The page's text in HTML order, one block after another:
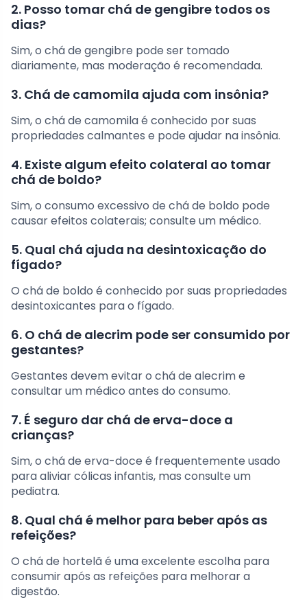
2. Posso tomar chá de gengibre todos os
dias?
Sim, o chá de gengibre pode ser tomado
diariamente, mas moderação é recomendada.
3. Chá de camomila ajuda com insônia?
Sim, o chá de camomila é conhecido por suas
propriedades calmantes e pode ajudar na insônia.
4. Existe algum efeito colateral ao tomar
chá de boldo?
Sim, o consumo excessivo de chá de boldo pode
causar efeitos colaterais; consulte um médico.
5. Qual chá ajuda na desintoxicação do
fígado?
O chá de boldo é conhecido por suas propriedades
desintoxicantes para o fígado.
6. O chá de alecrim pode ser consumido por
gestantes?
Gestantes devem evitar o chá de alecrim e
consultar um médico antes do consumo.
7. É seguro dar chá de erva-doce a
crianças?
Sim, o chá de erva-doce é frequentemente usado
para aliviar cólicas infantis, mas consulte um
pediatra.
8. Qual chá é melhor para beber após as
refeições?
O chá de hortelã é uma excelente escolha para
consumir após as refeições para melhorar a
digestão.